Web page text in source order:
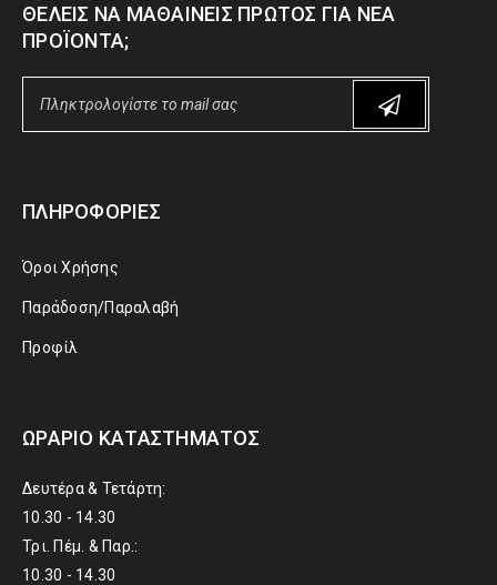
ΘΈΛΕΙΣ ΝΑ ΜΑΘΑΊΝΕΙΣ ΠΡΏΤΟΣ ΓΙΑ ΝΈΑ
ΠΡΟΪΌΝΤΑ;
ΠΛΗΡΟΦΟΡΊΕΣ
Όροι Χρήσης
Παράδοση/Παραλαβή
Προφίλ
ΩΡΆΡΙΟ ΚΑΤΑΣΤΉΜΑΤΟΣ
Δευτέρα & Τετάρτη:
10.30 - 14.30
Τρι. Πέμ. & Παρ.:
10.30 - 14.30